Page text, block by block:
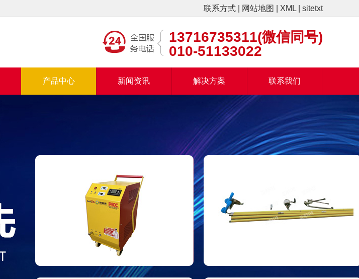
联系方式 网站地图 XML sitetxt
13716735311(微信同号)
010-51133022
产品中心 新闻资讯 解决方案 联系我们